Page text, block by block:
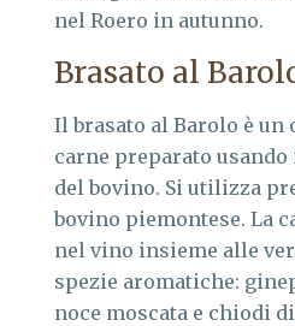
nel Roero in autunno.
Brasato al
Il brasato al Barolo è
carne preparato
del bovino. Si utilizza
bovino piemontese. La
nel vino insieme alle
spezie aromatiche:
noce moscata e chiodi